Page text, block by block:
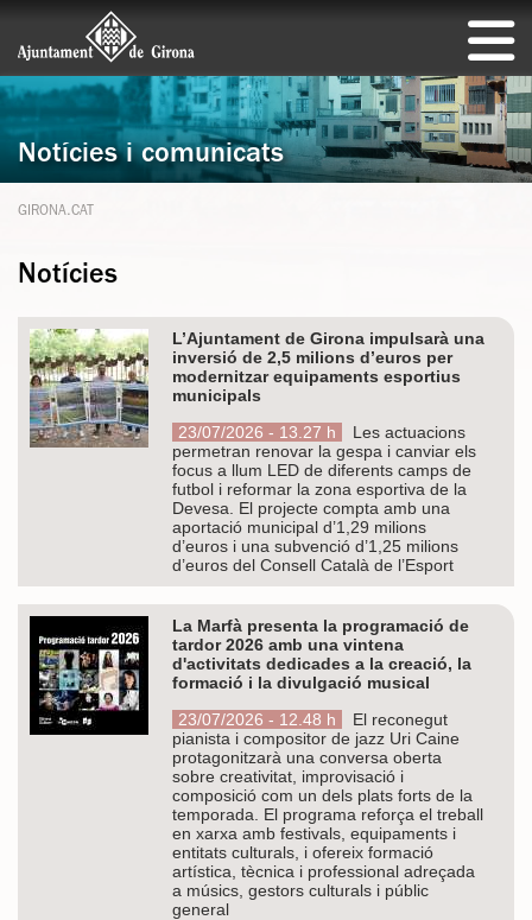
Notícies i comunicats
GIRONA.CAT
Notícies
L’Ajuntament de Girona impulsarà una
inversió de 2,5 milions d’euros per
modernitzar equipaments esportius
municipals
23/07/2026 - 13.27 h
Les actuacions
permetran renovar la gespa i canviar els
focus a llum LED de diferents camps de
futbol i reformar la zona esportiva de la
Devesa. El projecte compta amb una
aportació municipal d’1,29 milions
d’euros i una subvenció d’1,25 milions
d’euros del Consell Català de l’Esport
La Marfà presenta la programació de
tardor 2026 amb una vintena
d'activitats dedicades a la creació, la
formació i la divulgació musical
23/07/2026 - 12.48 h
El reconegut
pianista i compositor de jazz Uri Caine
protagonitzarà una conversa oberta
sobre creativitat, improvisació i
composició com un dels plats forts de la
temporada. El programa reforça el treball
en xarxa amb festivals, equipaments i
entitats culturals, i ofereix formació
artística, tècnica i professional adreçada
a músics, gestors culturals i públic
general